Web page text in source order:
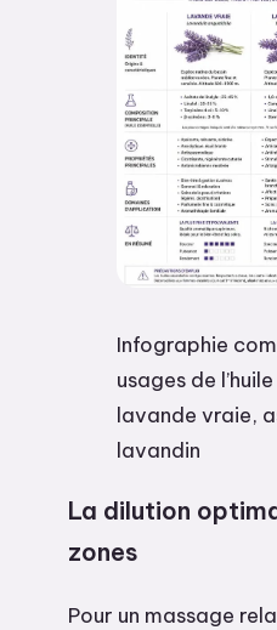
Infographie
usages de
lavande vraie,
lavandin
La dilution
zones
Pour un massage